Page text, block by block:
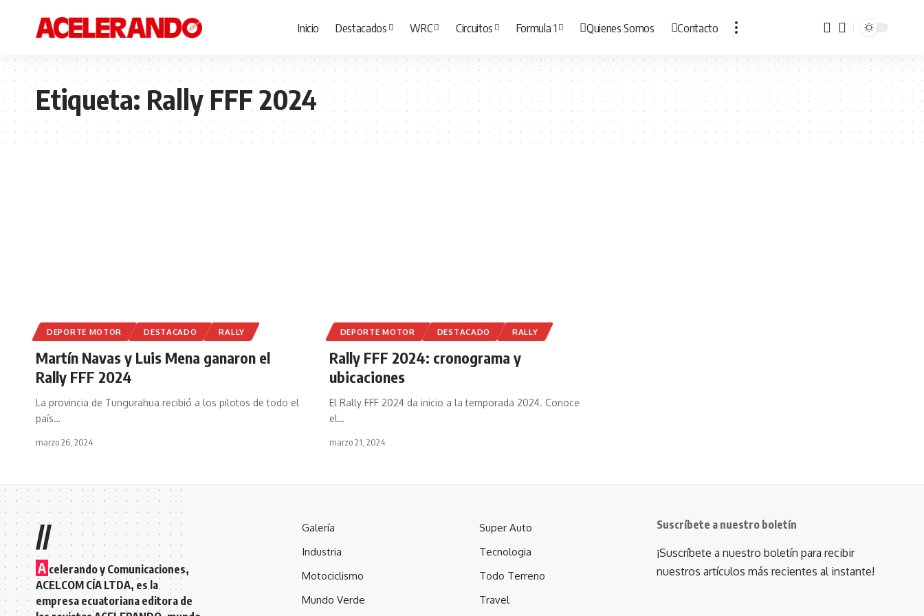
Inicio Destacados WRC Circuitos Formula 1 Quienes Somos Contacto
Etiqueta: Rally FFF 2024
DEPORTE MOTOR DESTACADO RALLY
Martín Navas y Luis Mena ganaron el
Rally FFF 2024
La provincia de Tungurahua recibió a los pilotos de todo el
país…
marzo 26, 2024
DEPORTE MOTOR DESTACADO RALLY
Rally FFF 2024: cronograma y
ubicaciones
El Rally FFF 2024 da inicio a la temporada 2024. Conoce
el…
marzo 21, 2024
//
A celerando y Comunicaciones,
ACELCOM CÍA LTDA, es la
empresa ecuatoriana editora de
Galería
Industria
Motociclismo
Mundo Verde
Super Auto
Tecnologia
Todo Terreno
Travel
Suscríbete a nuestro boletín
¡Suscríbete a nuestro boletín para recibir
nuestros artículos más recientes al instante!